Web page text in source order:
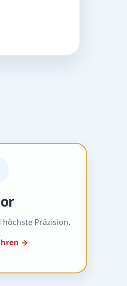
Präzision.
→